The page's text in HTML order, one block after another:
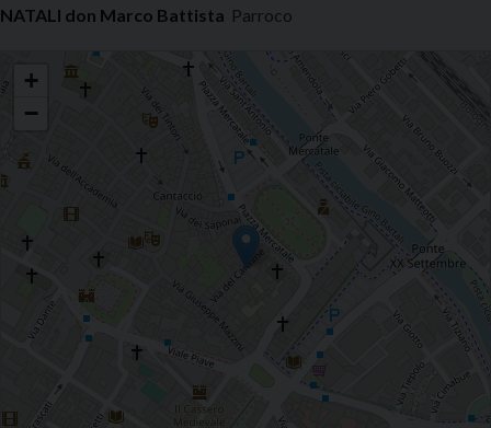
NATALI don Marco Battista Parroco
San Bartolomeo
+
−